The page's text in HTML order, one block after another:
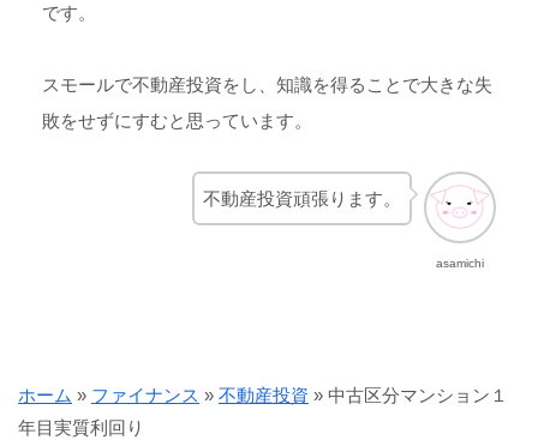
です。
スモールで不動産投資をし、知識を得ることで大きな失
敗をせずにすむと思っています。
asamichi
不動産投資頑張ります。
ホーム » ファイナンス » 不動産投資 » 中古区分マンション１
年目実質利回り